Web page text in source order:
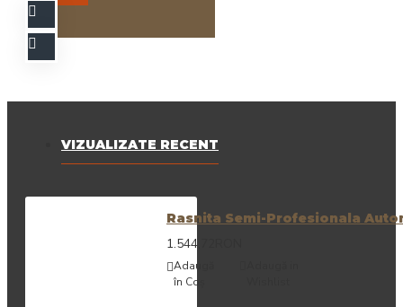
VIZUALIZATE RECENT
Rasnita Semi-Profesionala
1.544,72RON
Adaugă
în Coş